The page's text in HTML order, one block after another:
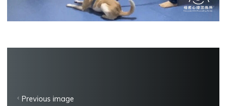
Previous image